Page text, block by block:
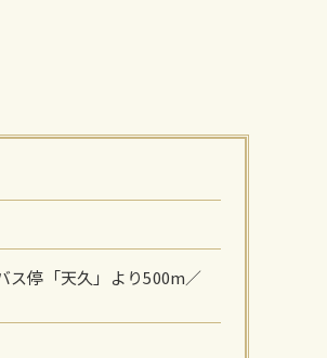
ス停「天久」より500m／